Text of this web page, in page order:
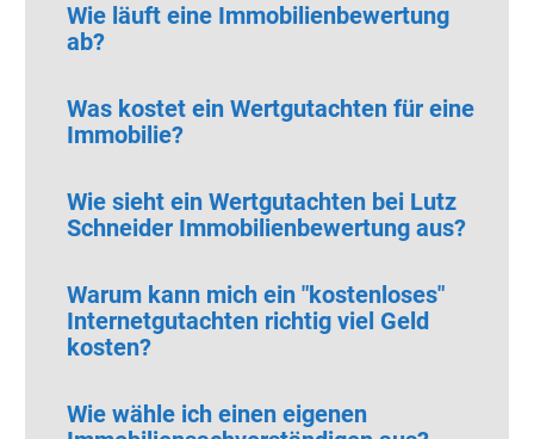
Wie läuft eine Immobilienbewertung
ab?
Was kostet ein Wertgutachten für eine
Immobilie?
Wie sieht ein Wertgutachten bei Lutz
Schneider Immobilienbewertung aus?
Warum kann mich ein "kostenloses"
Internetgutachten richtig viel Geld
kosten?
Wie wähle ich einen eigenen